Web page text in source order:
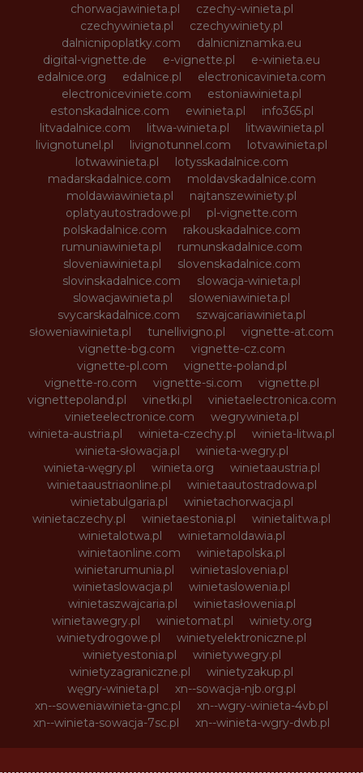
chorwacjawinieta.pl
czechy-winieta.pl
czechywinieta.pl
czechywiniety.pl
dalnicnipoplatky.com
dalnicniznamka.eu
digital-vignette.de
e-vignette.pl
e-winieta.eu
edalnice.org
edalnice.pl
electronicavinieta.com
electroniceviniete.com
estoniawinieta.pl
estonskadalnice.com
ewinieta.pl
info365.pl
litvadalnice.com
litwa-winieta.pl
litwawinieta.pl
livignotunel.pl
livignotunnel.com
lotvawinieta.pl
lotwawinieta.pl
lotysskadalnice.com
madarskadalnice.com
moldavskadalnice.com
moldawiawinieta.pl
najtanszewiniety.pl
oplatyautostradowe.pl
pl-vignette.com
polskadalnice.com
rakouskadalnice.com
rumuniawinieta.pl
rumunskadalnice.com
sloveniawinieta.pl
slovenskadalnice.com
slovinskadalnice.com
slowacja-winieta.pl
slowacjawinieta.pl
sloweniawinieta.pl
svycarskadalnice.com
szwajcariawinieta.pl
słoweniawinieta.pl
tunellivigno.pl
vignette-at.com
vignette-bg.com
vignette-cz.com
vignette-pl.com
vignette-poland.pl
vignette-ro.com
vignette-si.com
vignette.pl
vignettepoland.pl
vinetki.pl
vinietaelectronica.com
vinieteelectronice.com
wegrywinieta.pl
winieta-austria.pl
winieta-czechy.pl
winieta-litwa.pl
winieta-słowacja.pl
winieta-wegry.pl
winieta-węgry.pl
winieta.org
winietaaustria.pl
winietaaustriaonline.pl
winietaautostradowa.pl
winietabulgaria.pl
winietachorwacja.pl
winietaczechy.pl
winietaestonia.pl
winietalitwa.pl
winietalotwa.pl
winietamoldawia.pl
winietaonline.com
winietapolska.pl
winietarumunia.pl
winietaslovenia.pl
winietaslowacja.pl
winietaslowenia.pl
winietaszwajcaria.pl
winietasłowenia.pl
winietawegry.pl
winietomat.pl
winiety.org
winietydrogowe.pl
winietyelektroniczne.pl
winietyestonia.pl
winietywegry.pl
winietyzagraniczne.pl
winietyzakup.pl
węgry-winieta.pl
xn--sowacja-njb.org.pl
xn--soweniawinieta-gnc.pl
xn--wgry-winieta-4vb.pl
xn--winieta-sowacja-7sc.pl
xn--winieta-wgry-dwb.pl